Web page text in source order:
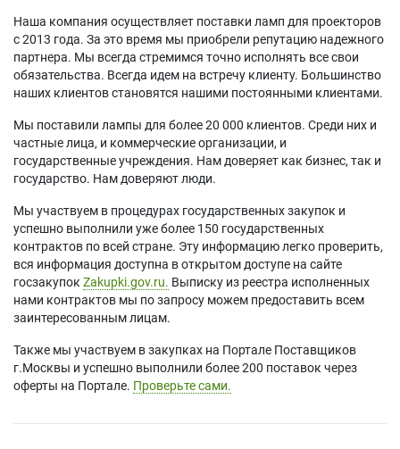
Наша компания осуществляет поставки ламп для проекторов
с 2013 года. За это время мы приобрели репутацию надежного
партнера. Мы всегда стремимся точно исполнять все свои
обязательства. Всегда идем на встречу клиенту. Большинство
наших клиентов становятся нашими постоянными клиентами.
Мы поставили лампы для более 20 000 клиентов. Среди них и
частные лица, и коммерческие организации, и
государственные учреждения. Нам доверяет как бизнес, так и
государство. Нам доверяют люди.
Мы участвуем в процедурах государственных закупок и
успешно выполнили уже более 150 государственных
контрактов по всей стране. Эту информацию легко проверить,
вся информация доступна в открытом доступе на сайте
госзакупок Zakupki.gov.ru. Выписку из реестра исполненных
нами контрактов мы по запросу можем предоставить всем
заинтересованным лицам.
Также мы участвуем в закупках на Портале Поставщиков
г.Москвы и успешно выполнили более 200 поставок через
оферты на Портале. Проверьте сами.